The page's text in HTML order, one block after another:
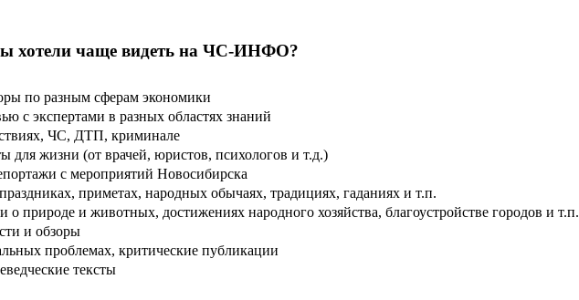
хотели чаще видеть на ЧС-ИНФО?
по разным сферам экономики
с экспертами в разных областях знаний
ЧС, ДТП, криминале
для жизни (от врачей, юристов, психологов и т.д.)
с мероприятий Новосибирска
приметах, народных обычаях, традициях, гаданиях и т.п.
о природе и животных, достижениях народного хозяйства, благоустройстве городов и т.п.
и обзоры
проблемах, критические публикации
тексты